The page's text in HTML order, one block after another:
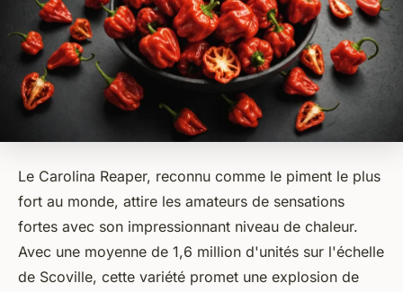
Le Carolina Reaper, reconnu comme le piment le plus
fort au monde, attire les amateurs de sensations
fortes avec son impressionnant niveau de chaleur.
Avec une moyenne de 1,6 million d'unités sur l'échelle
de Scoville, cette variété promet une explosion de